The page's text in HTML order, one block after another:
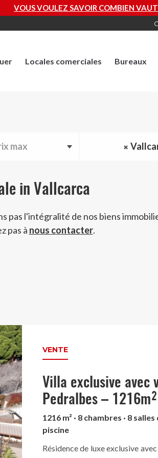
VAUT VOTRE PROPRIÉTÉ ?
Locales comerciales Bureaux
max
in Vallcarca
pas l'intégralité de nos biens
pas à nous contacter.
VENTE
Villa exclusive avec
Pedralbes – 1216m²
1216 m² · 8 chambres · 8
piscine
Résidence de luxe exclusive